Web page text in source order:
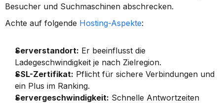
Besucher und Suchmaschinen abschrecken.
Achte auf folgende Hosting-Aspekte:
Serverstandort: Er beeinflusst die
Ladegeschwindigkeit je nach Zielregion.
SSL-Zertifikat: Pflicht für sichere Verbindungen und
ein Plus im Ranking.
Servergeschwindigkeit: Schnelle Antwortzeiten